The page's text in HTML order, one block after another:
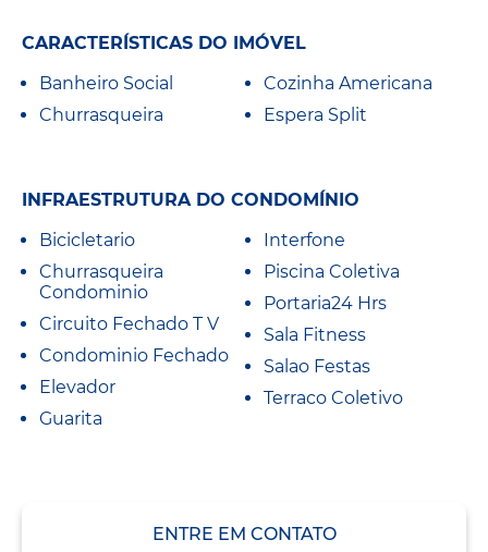
CARACTERÍSTICAS DO IMÓVEL
Banheiro Social
Churrasqueira
Cozinha Americana
Espera Split
INFRAESTRUTURA DO CONDOMÍNIO
Bicicletario
Churrasqueira
Condominio
Circuito Fechado T V
Condominio Fechado
Elevador
Guarita
Interfone
Piscina Coletiva
Portaria24 Hrs
Sala Fitness
Salao Festas
Terraco Coletivo
ENTRE EM CONTATO